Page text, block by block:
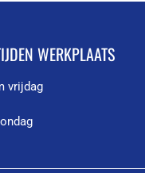
WERKPLAATS
vrijdag